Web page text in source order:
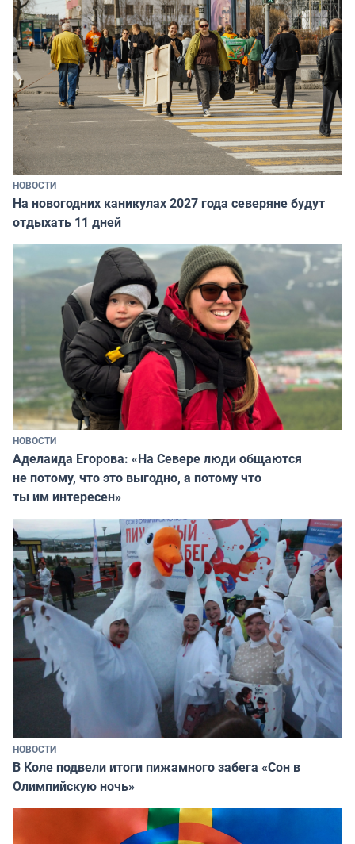
НОВОСТИ
На новогодних каникулах 2027 года северяне будут
отдыхать 11 дней
НОВОСТИ
Аделаида Егорова: «На Севере люди общаются
не потому, что это выгодно, а потому что
ты им интересен»
НОВОСТИ
В Коле подвели итоги пижамного забега «Сон в
Олимпийскую ночь»